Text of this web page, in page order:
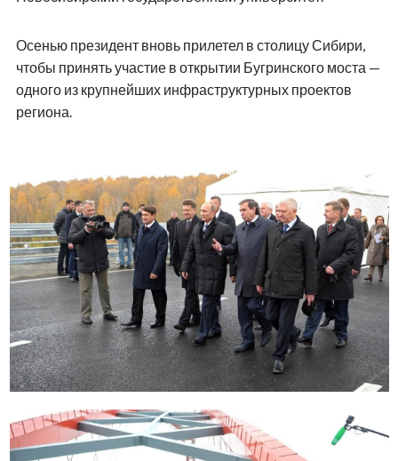
Осенью президент вновь прилетел в столицу Сибири,
чтобы принять участие в открытии Бугринского моста —
одного из крупнейших инфраструктурных проектов
региона.